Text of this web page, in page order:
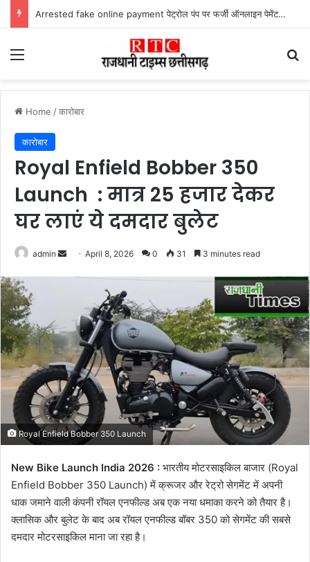
Arrested fake online payment पेट्रोल पंप पर फर्जी ऑनलाइन पेमेंट दिखाकर ठगी करने वाला युवक गिरफ्तार
Menu
Home /कारोबार
कारोबार
Royal Enfield Bobber 350
Launch : मात्र 25 हजार देकर
घर लाएं ये दमदार बुलेट
admin
SendApril 8, 2026 0 31 3 minutes read
Royal Enfield Bobber 350 Launch
New Bike Launch India 2026 : भारतीय मोटरसाइकिल बाजार (Royal
Enfield Bobber 350 Launch) में क्रूजर और रेट्रो सेगमेंट में अपनी
धाक जमाने वाली कंपनी रॉयल एनफील्ड अब एक नया धमाका करने को तैयार है।
क्लासिक और बुलेट के बाद अब रॉयल एनफील्ड बॉबर 350 को सेगमेंट की सबसे
दमदार मोटरसाइकिल माना जा रहा है।